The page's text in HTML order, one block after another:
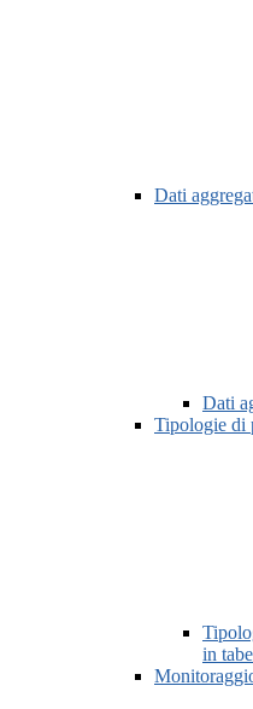
Dati
Dati
Tipologie di
in